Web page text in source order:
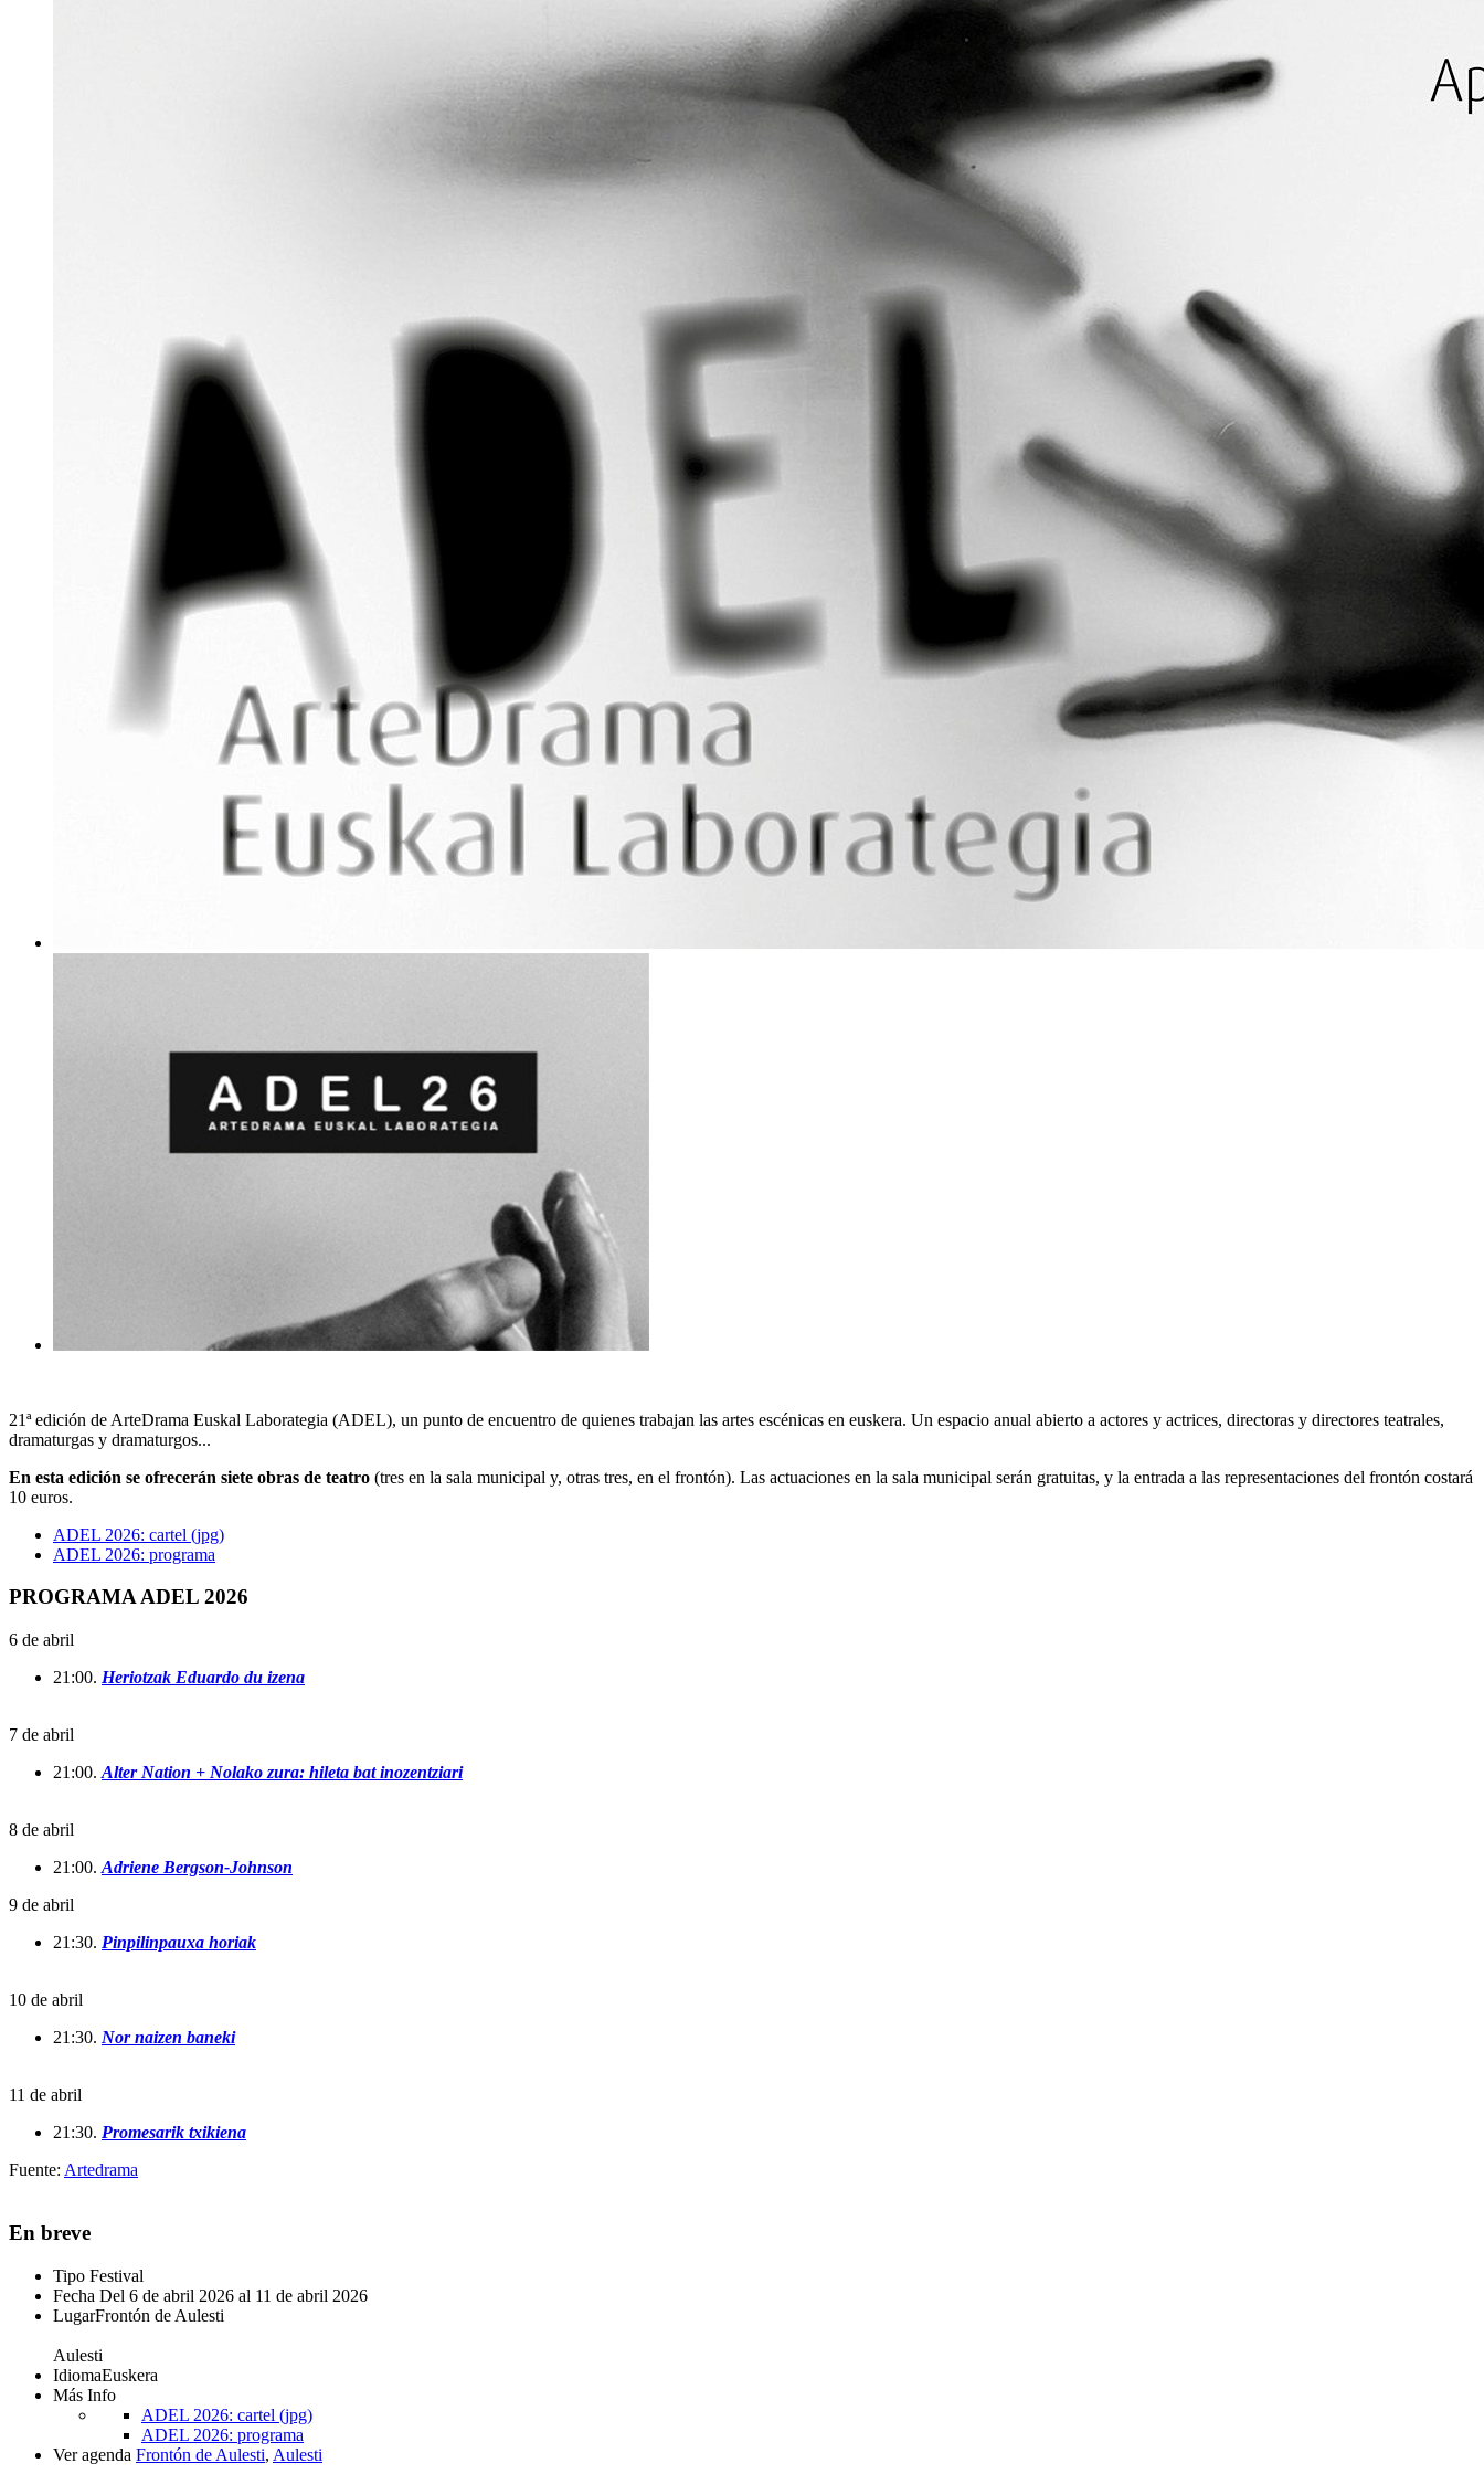
21ª edición de ArteDrama Euskal Laborategia (ADEL), un punto de encuentro de quienes trabajan las artes escénicas en euskera. Un espacio anual abierto a actores y actrices, directoras y directores teatrales,
dramaturgas y dramaturgos...
En esta edición se ofrecerán siete obras de teatro (tres en la sala municipal y, otras tres, en el frontón). Las actuaciones en la sala municipal serán gratuitas, y la entrada a las representaciones del frontón costará
10 euros.
ADEL 2026: cartel (jpg)
ADEL 2026: programa
PROGRAMA ADEL 2026
6 de abril
21:00. Heriotzak Eduardo du izena
7 de abril
21:00. Alter Nation + Nolako zura: hileta bat inozentziari
8 de abril
21:00. Adriene Bergson-Johnson
9 de abril
21:30. Pinpilinpauxa horiak
10 de abril
21:30. Nor naizen baneki
11 de abril
21:30. Promesarik txikiena
Fuente: Artedrama
En breve
Tipo Festival
Fecha Del 6 de abril 2026 al 11 de abril 2026
LugarFrontón de Aulesti
Aulesti
IdiomaEuskera
Más Info
ADEL 2026: cartel (jpg)
ADEL 2026: programa
Ver agenda Frontón de Aulesti, Aulesti